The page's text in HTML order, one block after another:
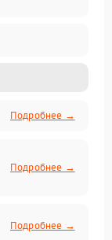
Подробнее →
Подробнее →
Подробнее →